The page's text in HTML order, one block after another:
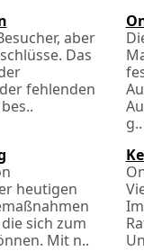
aber
Das
fehlenden
g..
heutigen
sich zum
Mit n..